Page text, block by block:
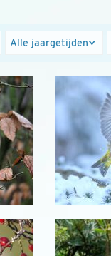
Jaargetijden